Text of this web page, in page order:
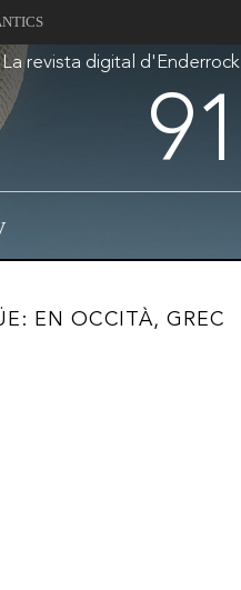
La revista digital d'Enderrock
91
EN OCCITÀ, GREC